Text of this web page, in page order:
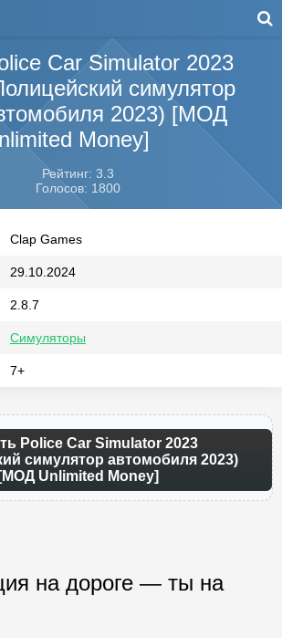
Car Simulator 2023
симулятор
2023) [МОД
Money]
Рейтинг: 3.3
Голосов: 1800
Clap Games
29.10.2024
2.8.7
Симуляторы
7+
Police Car Simulator 2023
симулятор автомобиля 2023)
[МОД Unlimited Money]
на дороге — ты на